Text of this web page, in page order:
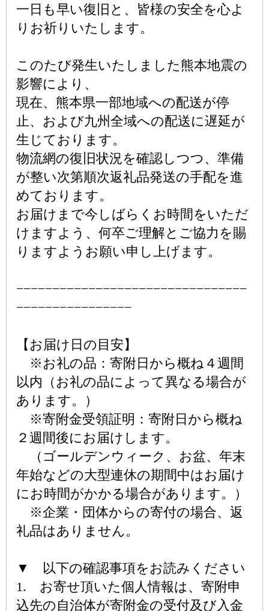
一日も早い復旧と、皆様の安全を心よ
りお祈りいたします。
このたび発生いたしました熊本地震の
影響により、
現在、熊本県一部地域への配送が停
止、および九州全域への配送に遅延が
生じております。
物流網の復旧状況を確認しつつ、準備
が整い次第順次返礼品発送の手配を進
めております。
お届けまで今しばらくお時間をいただ
けますよう、何卒ご理解とご協力を賜
りますようお願い申し上げます。
−−−−−−−−−−−−−−−−−−−−−−−−−−−−−−−−
−−−−−−−−−−−−−−−−
【お届け日の目安】
※お礼の品：寄附日から概ね４週間
以内（お礼の品によって異なる場合が
あります。）
※寄附金受領証明：寄附日から概ね
２週間後にお届けします。
（ゴールデンウィーク、お盆、年末
年始などの大型連休の期間中はお届け
にお時間がかかる場合があります。）
※企業・団体からの寄付の場合、返
礼品はありません。
▼ 以下の確認事項をお読みください
1. お寄せ頂いた個人情報は、寄附申
込先の自治体が寄附金の受付及び入金